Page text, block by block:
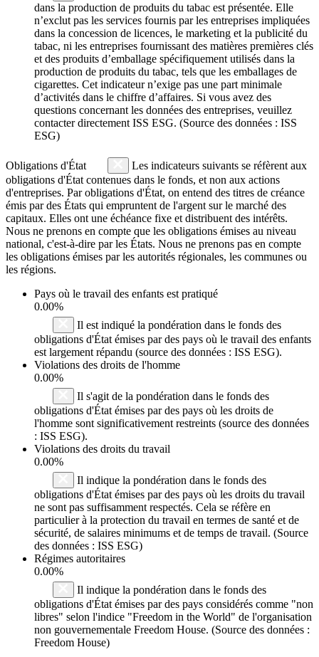
dans la production de produits du tabac est présentée. Elle
n’exclut pas les services fournis par les entreprises impliquées
dans la concession de licences, le marketing et la publicité du
tabac, ni les entreprises fournissant des matières premières clés
et des produits d’emballage spécifiquement utilisés dans la
production de produits du tabac, tels que les emballages de
cigarettes. Cet indicateur n’exige pas une part minimale
d’activités dans le chiffre d’affaires. Si vous avez des
questions concernant les données des entreprises, veuillez
contacter directement ISS ESG. (Source des données : ISS
ESG)
Obligations d'État
Les indicateurs suivants se réfèrent aux
obligations d'État contenues dans le fonds, et non aux actions
d'entreprises. Par obligations d'État, on entend des titres de créance
émis par des États qui empruntent de l'argent sur le marché des
capitaux. Elles ont une échéance fixe et distribuent des intérêts.
Nous ne prenons en compte que les obligations émises au niveau
national, c'est-à-dire par les États. Nous ne prenons pas en compte
les obligations émises par les autorités régionales, les communes ou
les régions.
Pays où le travail des enfants est pratiqué
0.00%
Il est indiqué la pondération dans le fonds des
obligations d'État émises par des pays où le travail des enfants
est largement répandu (source des données : ISS ESG).
Violations des droits de l'homme
0.00%
Il s'agit de la pondération dans le fonds des
obligations d'État émises par des pays où les droits de
l'homme sont significativement restreints (source des données
: ISS ESG).
Violations des droits du travail
0.00%
Il indique la pondération dans le fonds des
obligations d'État émises par des pays où les droits du travail
ne sont pas suffisamment respectés. Cela se réfère en
particulier à la protection du travail en termes de santé et de
sécurité, de salaires minimums et de temps de travail. (Source
des données : ISS ESG)
Régimes autoritaires
0.00%
Il indique la pondération dans le fonds des
obligations d'État émises par des pays considérés comme "non
libres" selon l'indice "Freedom in the World" de l'organisation
non gouvernementale Freedom House. (Source des données :
Freedom House)